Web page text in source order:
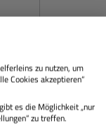
Preis:
zu nutzen, um
Cookies akzeptieren“
es die Möglichkeit „nur
zu treffen.